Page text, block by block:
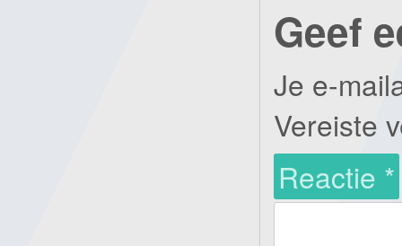
Geef
Je e-
Vereiste
Reactie *